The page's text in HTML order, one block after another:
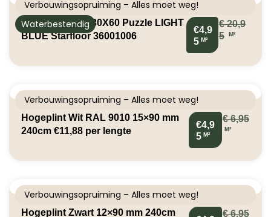
Verbouwingsopruiming – Alles moet weg!
Waterbestendig
Klik PVC Tegel 30X60 Puzzle LIGHT
BLUE Starfloor 36001006
€4,9
5 M²
€20,9
5
M²
Verbouwingsopruiming – Alles moet weg!
Hogeplint Wit RAL 9010 15×90 mm
240cm €11,88 per lengte
€4,9
5 M²
€6,95
M²
Verbouwingsopruiming – Alles moet weg!
Hogeplint Zwart 12×90 mm 240cm €6,95